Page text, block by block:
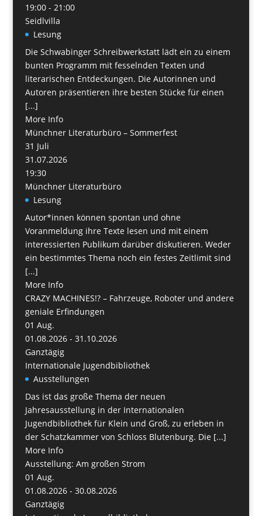
19:00 - 21:00
Seidlvilla
Lesung
Die Schwabinger Schreibwerkstatt lädt ein zu einem
bunten Programm mit fesselnden Texten und
literarischen Entdeckungen. Die Autorinnen und
Autoren präsentieren ihre besten Stücke für einen
[...]
More Info
Münchner Literaturbüro – Sommerfest
31 Juli
31.07.2026
19:30
Münchner Literaturbüro
Lesung
Autor*innen können spontan und ohne
Voranmeldung ihre Texte lesen und mit einem
interessierten Publikum darüber diskutieren. Weder
ein bestimmtes Thema noch ein festes Zeitlimit sind
[...]
More Info
CRAZY MACHINES!? – Fahrzeuge, Roboter und andere
geniale Erfindungen
01 Aug.
01.08.2026 - 31.10.2026
Ganztägig
Internationale Jugendbibliothek
Ausstellungen
Das ist das große Thema der neuen
Jahresausstellung in der Internationalen
Jugendbibliothek für Klein und Groß, zu erleben in
der Schatzkammer von Schloss Blutenburg. Die [...]
More Info
Ausstellung: Am großen Strom
01 Aug.
01.08.2026 - 30.08.2026
Ganztägig